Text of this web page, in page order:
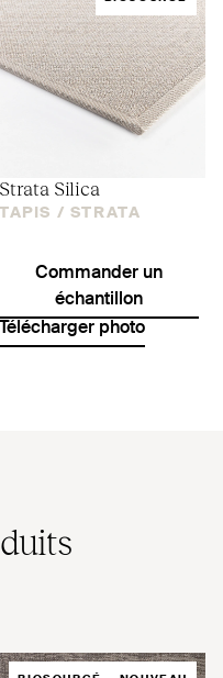
Strata Silica
TAPIS / STRATA
Commander un
échantillon
Télécharger photo